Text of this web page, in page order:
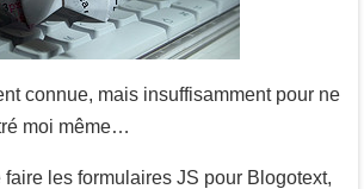
connue, mais insuffisamment pour ne
moi même…
les formulaires JS pour Blogotext,